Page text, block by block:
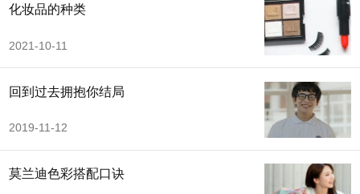
化妆品的种类
2021-10-11
回到过去拥抱你结局
2019-11-12
莫兰迪色彩搭配口诀